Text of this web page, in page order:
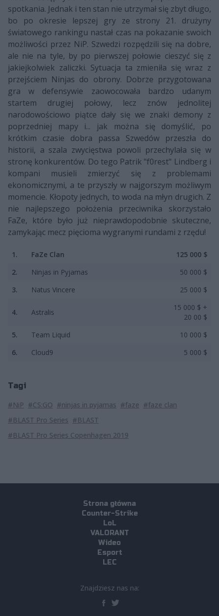
spotkania. Jednak i ten stan nie utrzymał się zbyt długo,
bo po okresie lepszej gry ze strony 21. drużyny
światowego rankingu nastał czas na pokazanie swoich
możliwości przez NiP. Szwedzi rozpędzili się na dobre,
ale nie na tyle, by po pierwszej połowie cieszyć się z
jakiejkolwiek zaliczki. Sytuacja ta zmieniła się wraz z
przejściem Ninjas do obrony. Dobrze przygotowana
gra w defensywie zaowocowała bardzo udanym
startem drugiej połowy, lecz znów jednolitej
narodowościowo piątce dały się we znaki demony z
poprzedniej mapy i... jak można się domyślić, po
krótkim czasie dobra passa Szwedów przeszła do
historii, a szala zwycięstwa powoli przechylała się w
stronę konkurentów. Do tego Patrik "f0rest" Lindberg i
kompani musieli zmierzyć się z problemami
ekonomicznymi, a te przyszły w najgorszym możliwym
momencie. Kłopoty jednych, to woda na młyn drugich. Z
nie najlepszego położenia przeciwnika skorzystało
FaZe, które było już nieprawdopodobnie skuteczne,
zamykając mecz pięcioma wygranymi rundami z rzędu!
1. FaZe Clan
125 000 $
2.
Ninjas in Pyjamas
50 000 $
3.
Natus Vincere 25 000 $
4. Astralis
15 000 $ +
20 00 $
5.
Team Liquid
10 000 $
6.
Cloud9 5 000 $
Tagi
#NiP #CS:GO #ninjas in pyjamas #faze #faze clan
#BLAST Pro Series #BLAST
#BLAST Pro Series Copenhagen 2019
Strona główna
Counter-Strike
LoL
VALORANT
Wideo
Esport
LEC
Znajdziesz nas na: